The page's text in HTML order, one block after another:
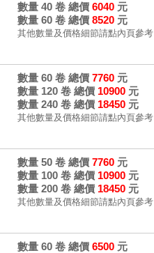
數量 40 卷 總價 6040元
數量 60 卷 總價 8520元
其他數量及價格細節請點內頁參考
數量 60 卷 總價 7760元
數量 120 卷 總價 10900元
數量 240 卷 總價 18450元
其他數量及價格細節請點內頁參考
數量 50 卷 總價 7760元
數量 100 卷 總價 10900元
數量 200 卷 總價 18450元
其他數量及價格細節請點內頁參考
數量 60 卷 總價 6500元